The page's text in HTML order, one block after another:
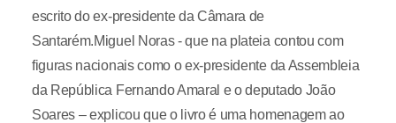
escrito do ex-presidente da Câmara de
Santarém.Miguel Noras - que na plateia contou com
figuras nacionais como o ex-presidente da Assembleia
da República Fernando Amaral e o deputado João
Soares – explicou que o livro é uma homenagem ao